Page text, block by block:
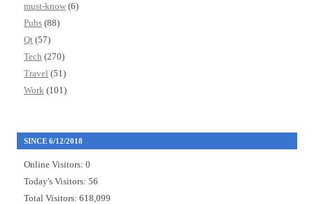
must-know (6)
Pubs (88)
Qt (57)
Tech (270)
Travel (51)
Work (101)
SINCE 6/12/2018
Online Visitors: 0
Today's Visitors: 56
Total Visitors: 618,099